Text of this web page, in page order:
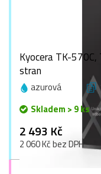
Kyocera TK-
stran
azurová
Skladem > 9 ks
2 493 Kč
2 060 Kč bez DPH